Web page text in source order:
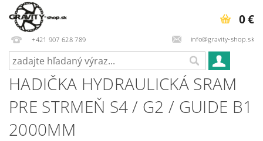
+421 907 628 789 info@gravity-shop.sk
0 €
HADIČKA HYDRAULICKÁ SRAM
PRE STRMEŇ S4 / G2 / GUIDE B1
2000MM